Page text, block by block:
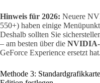
Hinweis für 2026: Neuere
550+) haben einige
Deshalb sollten Sie
– am besten über die
GeForce Experience ersetzt hat.
Methode 3: